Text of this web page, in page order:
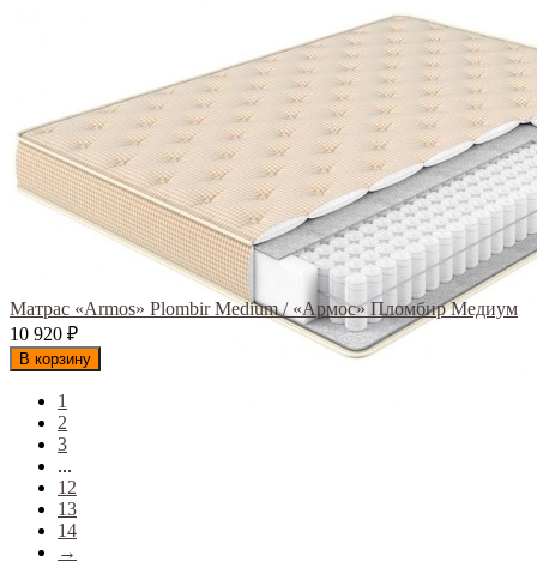
Матрас «Armos» Plombir Medium / «Армос» Пломбир Медиум
10 920 ₽
В корзину
1
2
3
...
12
13
14
→